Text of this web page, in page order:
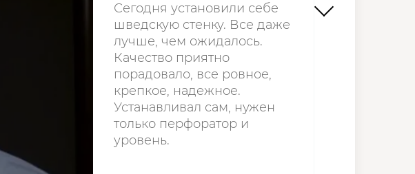
Сегодня установили себе
шведскую стенку. Все даже
лучше, чем ожидалось.
Качество приятно
порадовало, все ровное,
крепкое, надежное.
Устанавливал сам, нужен
только перфоратор и
уровень.